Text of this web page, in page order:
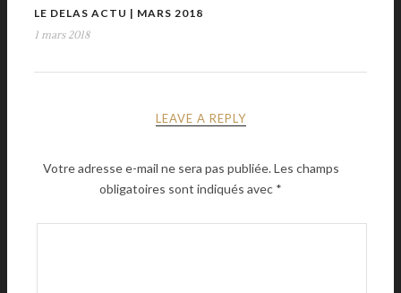
LE DELAS ACTU | MARS 2018
1 mars 2018
LEAVE A REPLY
Votre adresse e-mail ne sera pas publiée.Les champs
obligatoires sont indiqués avec *